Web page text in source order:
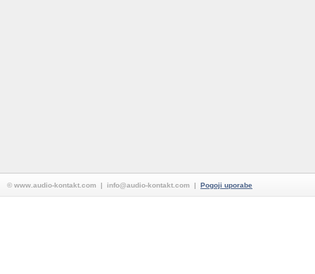
© www.audio-kontakt.com | info@audio-kontakt.com | Pogoji uporabe